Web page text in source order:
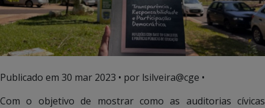
Publicado em 30 mar 2023 • por lsilveira@cge •
Com o objetivo de mostrar como as auditorias cívicas